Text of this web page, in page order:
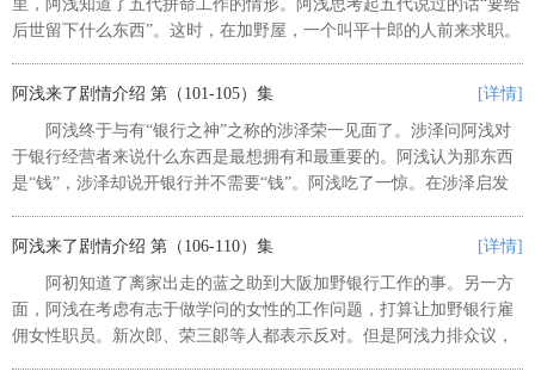
里，阿浅知道了五代拼命工作的情形。阿浅思考起五代说过的话“要给
后世留下什么东西”。这时，在加野屋，一个叫平十郎的人前来求职。
阿浅来了剧情介绍 第（101-105）集 [详情]
阿浅终于与有“银行之神”之称的涉泽荣一见面了。涉泽问阿浅对
于银行经营者来说什么东西是最想拥有和最重要的。阿浅认为那东西
是“钱”，涉泽却说开银行并不需要“钱”。阿浅吃了一惊。在涉泽启发
阿浅，他和已故的“矿...
阿浅来了剧情介绍 第（106-110）集 [详情]
阿初知道了离家出走的蓝之助到大阪加野银行工作的事。另一方
面，阿浅在考虑有志于做学问的女性的工作问题，打算让加野银行雇
佣女性职员。新次郎、荣三郞等人都表示反对。但是阿浅力排众议，